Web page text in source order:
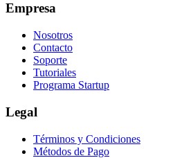
Empresa
Nosotros
Contacto
Soporte
Tutoriales
Programa Startup
Legal
Términos y Condiciones
Métodos de Pago